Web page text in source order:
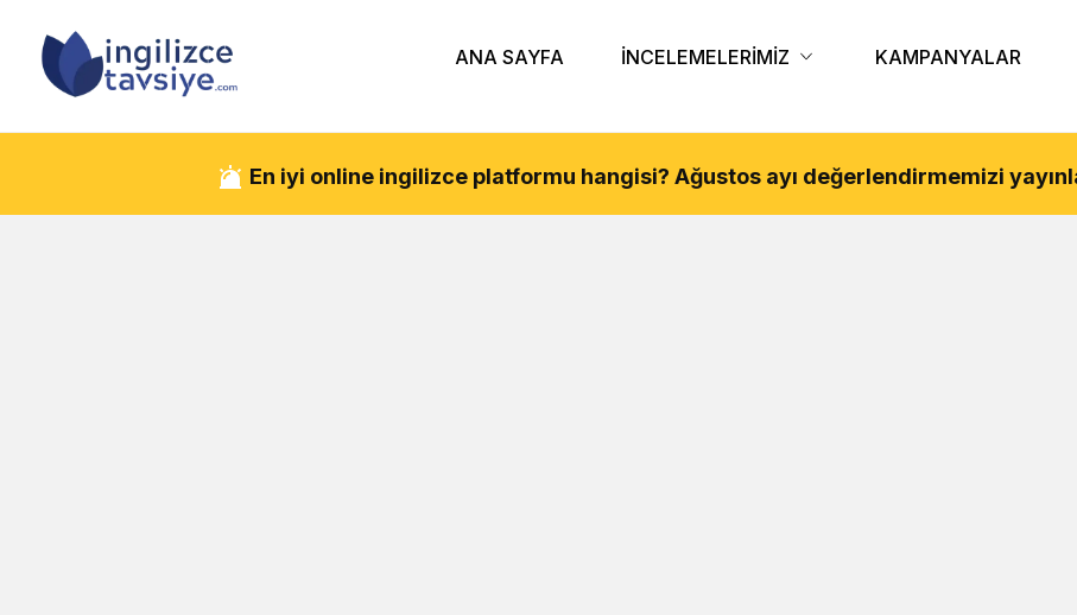
ANA SAYFA İNCELEMELERİMİZ KAMPANYALAR
En iyi online ingilizce platformu hangisi? Ağustos ayı değerlendirmemizi